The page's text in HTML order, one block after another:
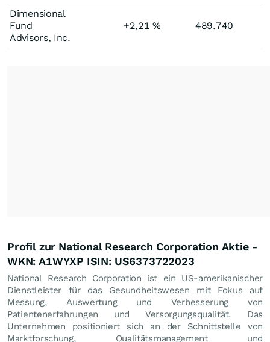
Dimensional
Fund
Advisors, Inc.
+2,21% 489.740
Profil zur National Research Corporation Aktie -
WKN: A1WYXP ISIN: US6373722023
National Research Corporation ist ein US-amerikanischer
Dienstleister für das Gesundheitswesen mit Fokus auf
Messung, Auswertung und Verbesserung von
Patientenerfahrungen und Versorgungsqualität. Das
Unternehmen positioniert sich an der Schnittstelle von
Marktforschung, Qualitätsmanagement und